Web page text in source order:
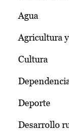
Agua
Agricultura
Cultura
Deporte
Desarrollo